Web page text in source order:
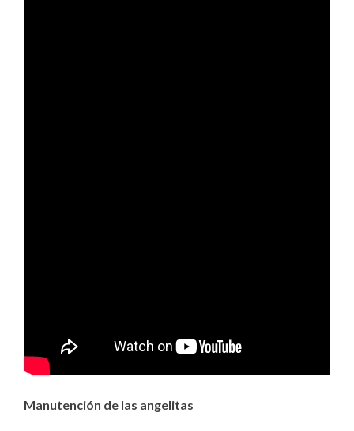
Manutención de las angelitas